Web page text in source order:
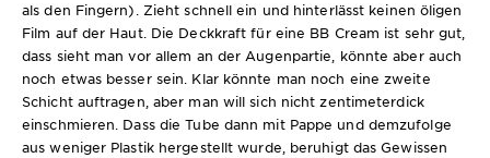
als den Fingern). Zieht schnell ein und hinterlässt keinen öligen
Film auf der Haut. Die Deckkraft für eine BB Cream ist sehr gut,
dass sieht man vor allem an der Augenpartie, könnte aber auch
noch etwas besser sein. Klar könnte man noch eine zweite
Schicht auftragen, aber man will sich nicht zentimeterdick
einschmieren. Dass die Tube dann mit Pappe und demzufolge
aus weniger Plastik hergestellt wurde, beruhigt das Gewissen